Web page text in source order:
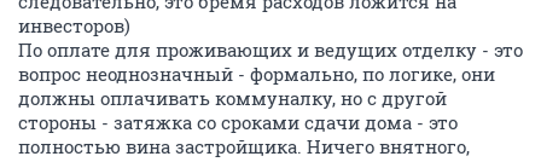
инвесторов)
По оплате для проживающих и ведущих отделку - это
вопрос неоднозначный - формально, по логике, они
должны оплачивать коммуналку, но с другой
стороны - затяжка со сроками сдачи дома - это
полностью вина застройщика. Ничего внятного,